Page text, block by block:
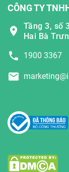
CÔNG TY
Tầng 3, số
Hai Bà
1900 3367